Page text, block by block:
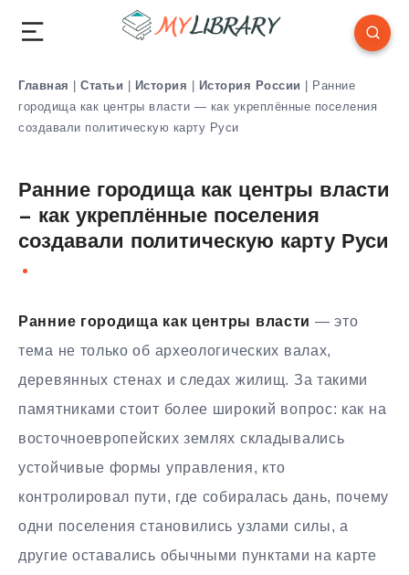
Главная | Статьи | История | История России | Ранние
городища как центры власти — как укреплённые поселения
создавали политическую карту Руси
Ранние городища как центры власти
— как укреплённые поселения
создавали политическую карту Руси
Ранние городища как центры власти — это
тема не только об археологических валах,
деревянных стенах и следах жилищ. За такими
памятниками стоит более широкий вопрос: как на
восточноевропейских землях складывались
устойчивые формы управления, кто
контролировал пути, где собиралась дань, почему
одни поселения становились узлами силы, а
другие оставались обычными пунктами на карте